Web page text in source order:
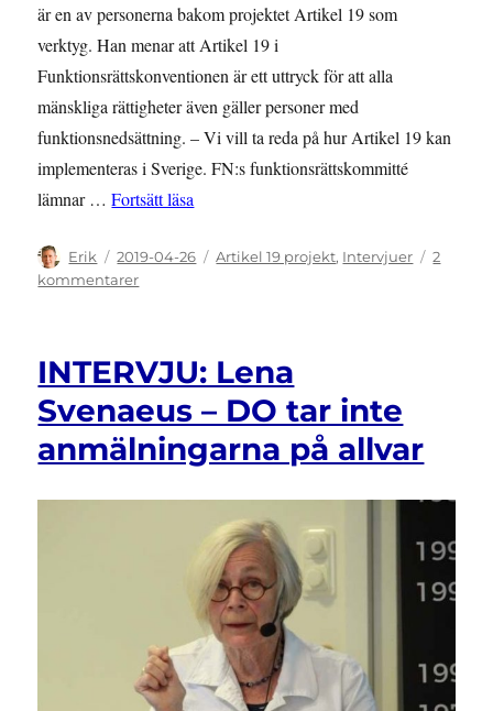
är en av personerna bakom projektet Artikel 19 som
verktyg. Han menar att Artikel 19 i
Funktionsrättskonventionen är ett uttryck för att alla
mänskliga rättigheter även gäller personer med
funktionsnedsättning. – Vi vill ta reda på hur Artikel 19 kan
implementeras i Sverige. FN:s funktionsrättskommitté
lämnar …Fortsätt läsa
Författare
Erik
Publicerat
den
2019-04-26 Kategorier
Artikel 19 projekt, Intervjuer
2
kommentarertill
19
i
Sverige?
INTERVJU: Lena
Svenaeus – DO tar inte
anmälningarna på allvar